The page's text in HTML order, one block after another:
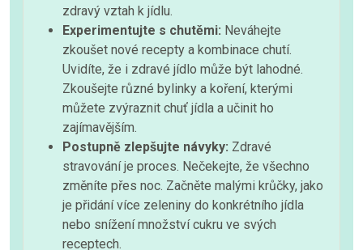
zdravý vztah k jídlu.
Experimentujte s chutěmi: Neváhejte
zkoušet nové recepty a kombinace chutí.
Uvidíte, že i zdravé jídlo může být lahodné.
Zkoušejte různé bylinky a koření, kterými
můžete zvýraznit chuť jídla a učinit ho
zajímavějším.
Postupně zlepšujte návyky: Zdravé
stravování je proces. Nečekejte, že všechno
změníte přes noc. Začněte malými krůčky, jako
je přidání více zeleniny do konkrétního jídla
nebo snížení množství cukru ve svých
receptech.